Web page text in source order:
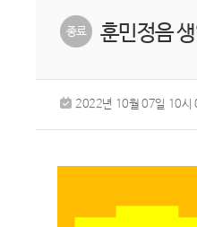
훈민정음
2022년 10월 07일 10시